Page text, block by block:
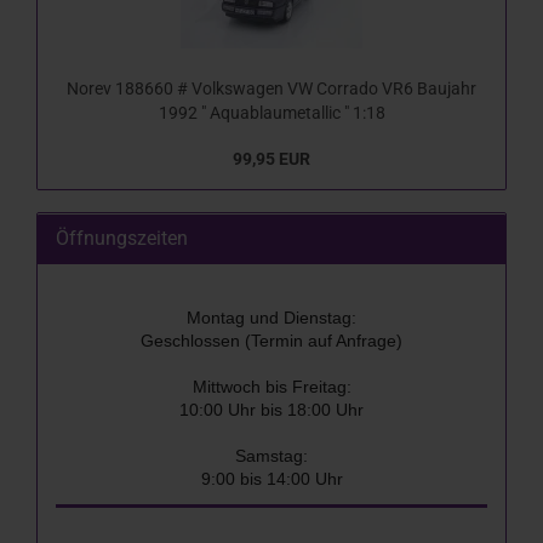
Norev 188660 # Volkswagen VW Corrado VR6 Baujahr
1992 " Aquablaumetallic " 1:18
99,95 EUR
Öffnungszeiten
Montag und Dienstag:
Geschlossen (Termin auf Anfrage)
Mittwoch bis Freitag:
10:00 Uhr bis 18:00 Uhr
Samstag:
9:00 bis 14:00 Uhr